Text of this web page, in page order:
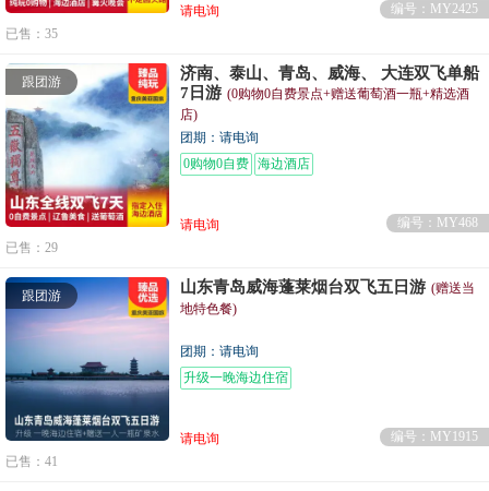
请电询
编号：MY2425
已售：35
跟团游
济南、泰山、青岛、威海、 大连双飞单船
7日游 (0购物0自费景点+赠送葡萄酒一瓶+精选酒
店)
团期：请电询
0购物0自费 海边酒店
请电询
编号：MY468
已售：29
跟团游 山东青岛威海蓬莱烟台双飞五日游 (赠送当
地特色餐)
团期：请电询
升级一晚海边住宿
请电询
编号：MY1915
已售：41